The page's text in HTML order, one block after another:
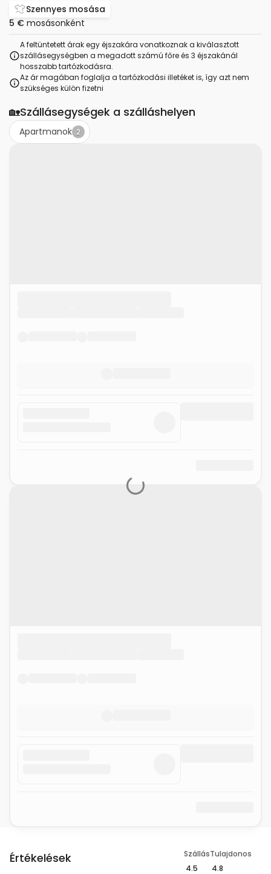
Szennyes mosása
5 € mosásonként
A feltüntetett árak egy éjszakára vonatkoznak a kiválasztott
szállásegységben a megadott számú főre és 3 éjszakánál
hosszabb tartózkodásra.
Az ár magában foglalja a tartózkodási illetéket is, így azt nem
szükséges külön fizetni
🏡Szállásegységek a szálláshelyen
Apartmanok 2
Értékelések
Szállás
4.5
Tulajdonos
4.8